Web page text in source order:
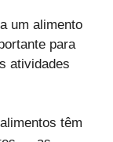
um alimento
para
atividades
têm